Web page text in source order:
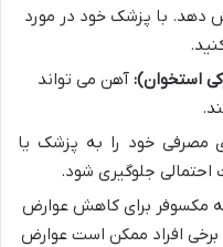
دهد. با پزشک خود در مورد
استخوان): آهن می تواند
مصرفی خود را به پزشک یا
احتمالی جلوگیری شود.
مکسوفر برای کاهش عوارض
افراد ممکن است عوارض